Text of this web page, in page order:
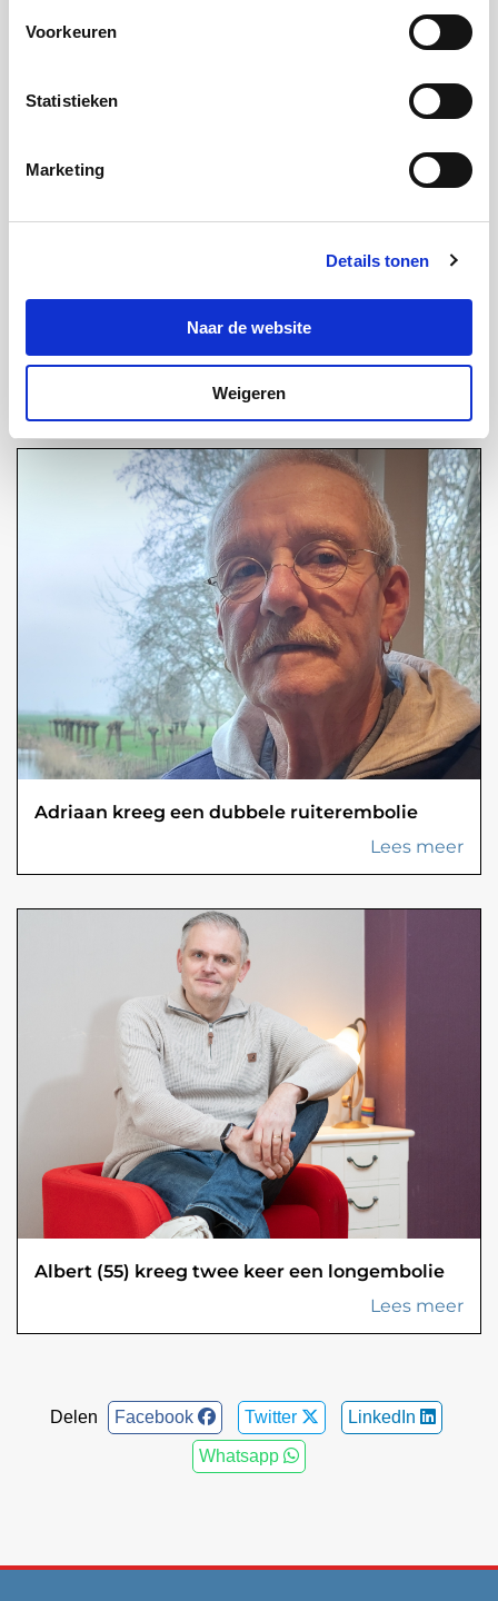
Voorkeuren
Statistieken
Marketing
Details tonen
Naar de website
Weigeren
Programma 50 jaar Trombosestichting en
Wereld Trombose Dag 2024
Adriaan kreeg een dubbele ruiterembolie
Lees meer
Albert (55) kreeg twee keer een longembolie
Lees meer
Delen Facebook Twitter LinkedIn
Whatsapp